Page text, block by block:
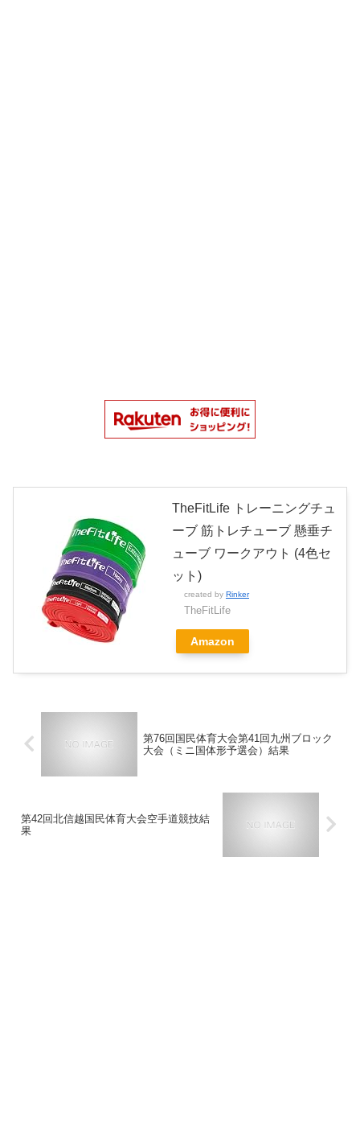
TheFitLife トレーニングチュ
ーブ 筋トレチューブ 懸垂チ
ューブ ワークアウト (4色セ
ット)
created by Rinker
TheFitLife
Amazon
第76回国民体育大会第41回九州ブロック
大会（ミニ国体形予選会）結果
第42回北信越国民体育大会空手道競技結
果